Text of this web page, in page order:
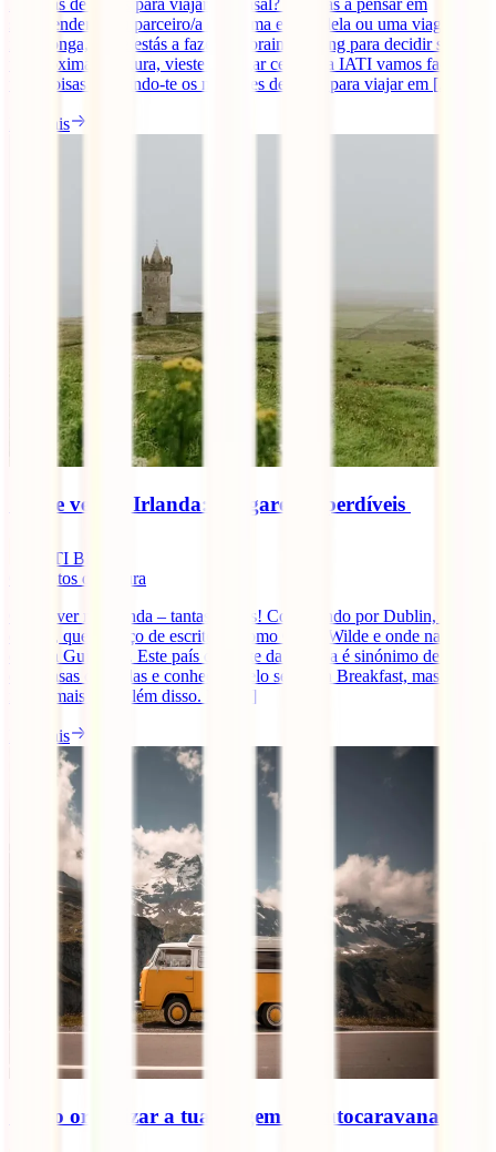
Precisas de ideias para viajar em casal? Se estás a pensar em
surpreender o teu parceiro/a com uma escapadela ou uma viagem
mais longa, ou se estás a fazer um brainstorming para decidir sobre a
tua próxima aventura, vieste ao lugar certo. Na IATI vamos facilitar-
te as coisas sugerindo-te os melhores destinos para viajar em [...]
Ler mais
O que ver na Irlanda: 7 lugares imperdíveis
IATI Blog
minutos de leitura
O que ver na Irlanda – tantas coisas! Começando por Dublin, a sua
capital, que é berço de escritores como Oscar Wilde e onde nasceu a
cerveja Guinness. Este país do norte da Europa é sinónimo de portas
com casas coloridas e conhecida pelo seu Irish Breakfast, mas há
muito mais para além disso. No [...]
Ler mais
Como organizar a tua viagem de autocaravana